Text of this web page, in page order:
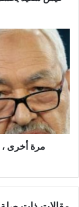
جويلية
مرة
أخرى
راشد
الغنوشي
يتحدى
قيس
سعيد
-
مرة أخرى